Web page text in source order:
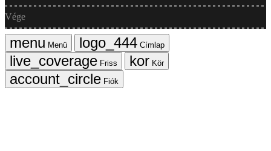
Vége
Menü
Címlap
Friss
Kör
Fiók